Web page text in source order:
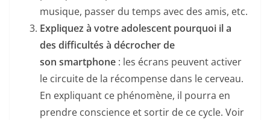
musique, passer du temps avec des amis, etc.
Expliquez à votre adolescent pourquoi il a
des difficultés à décrocher de
son smartphone : les écrans peuvent activer
le circuite de la récompense dans le cerveau.
En expliquant ce phénomène, il pourra en
prendre conscience et sortir de ce cycle. Voir